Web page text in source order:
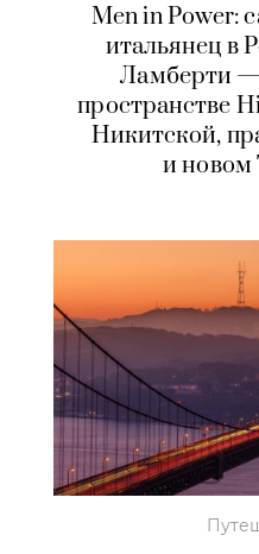
Men in Power:
итальянец в
Ламберти
пространстве
Никитской,
и новом